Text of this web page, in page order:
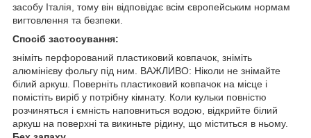
засобу Італія, тому він відповідає всім європейським нормам
вигтовлення та безпеки.
Спосіб застосування:
зніміть перфорований пластиковий ковпачок, зніміть
алюмінієву фольгу під ним. ВАЖЛИВО: Ніколи не знімайте
білий аркуш. Поверніть пластиковий ковпачок на місце і
помістіть виріб у потрібну кімнату. Коли кульки повністю
розчиняться і ємність наповниться водою, відкрийте білий
аркуш на поверхні та викиньте рідину, що міститься в ньому.